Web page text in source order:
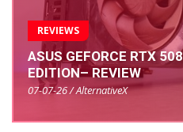
REVIEWS
ASUS GEFORCE RTX
EDITION– REVIEW
07-07-26 / AlternativeX